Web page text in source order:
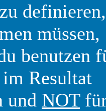
definieren,
müssen,
benutzen
Resultat
und NOT